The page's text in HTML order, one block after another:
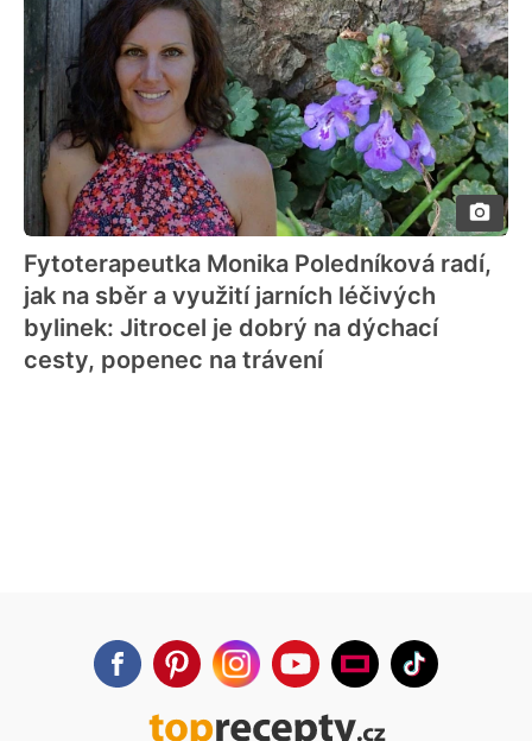
Fytoterapeutka Monika Poledníková radí,
jak na sběr a využití jarních léčivých
bylinek: Jitrocel je dobrý na dýchací
cesty, popenec na trávení